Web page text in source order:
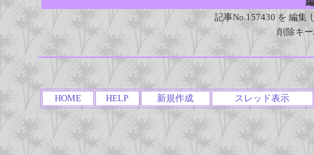
記事No.157430 を 編集
削除キ
HOME HELP 新規作成 スレッド表示